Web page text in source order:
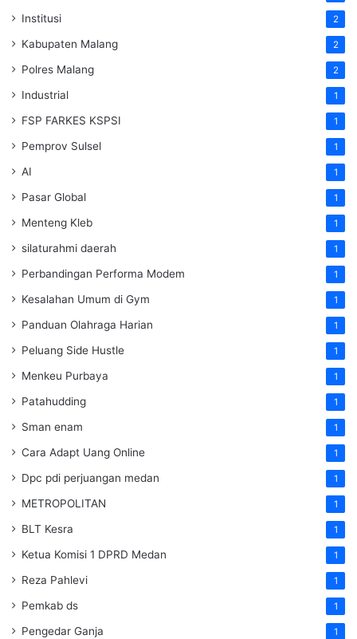
Institusi 2
Kabupaten Malang 2
Polres Malang 2
Industrial 1
FSP FARKES KSPSI 1
Pemprov Sulsel 1
AI 1
Pasar Global 1
Menteng Kleb 1
silaturahmi daerah 1
Perbandingan Performa Modem 1
Kesalahan Umum di Gym 1
Panduan Olahraga Harian 1
Peluang Side Hustle 1
Menkeu Purbaya 1
Patahudding 1
Sman enam 1
Cara Adapt Uang Online 1
Dpc pdi perjuangan medan 1
METROPOLITAN 1
BLT Kesra 1
Ketua Komisi 1 DPRD Medan 1
Reza Pahlevi 1
Pemkab ds 1
Pengedar Ganja 1